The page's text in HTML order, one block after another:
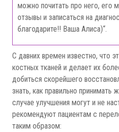
можно почитать про него, его
отзывы и записаться на
благодарите!! Ваша Алиса)“.
С давних времен известно, что
костных тканей и делает их
добиться скорейшего
знать, как правильно принимать
случае улучшения могут и не
рекомендуют пациентам с
таким образом: